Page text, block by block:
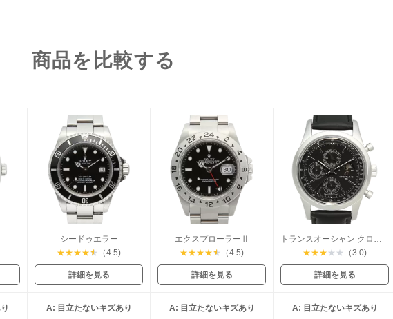
商品を比較する
シードゥエラー
★★★★★ （4.5)
詳細を見る
エクスプローラーⅡ
★★★★★ （4.5)
詳細を見る
トランスオーシャン クロノグラフ
★★★ ★ ★ （3.0)
詳細を見る
A: 目立たないキズあり A: 目立たないキズあり A: 目立たないキズあり